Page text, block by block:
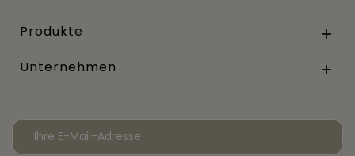
Produkte 
Unternehmen 